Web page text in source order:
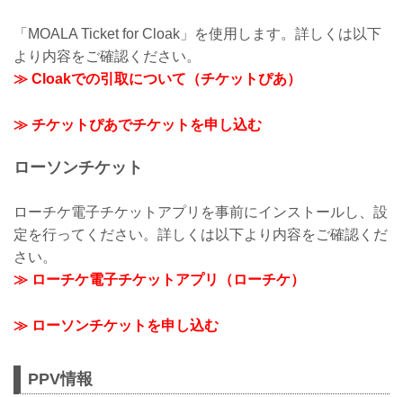
「MOALA Ticket for Cloak」を使用します。詳しくは以下
より内容をご確認ください。
≫ Cloakでの引取について（チケットぴあ）
≫ チケットぴあでチケットを申し込む
ローソンチケット
ローチケ電子チケットアプリを事前にインストールし、設
定を行ってください。詳しくは以下より内容をご確認くだ
さい。
≫ ローチケ電子チケットアプリ（ローチケ）
≫ ローソンチケットを申し込む
PPV情報